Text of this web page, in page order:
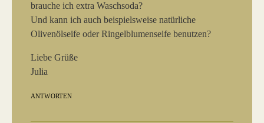
brauche ich extra Waschsoda?
Und kann ich auch beispielsweise natürliche
Olivenölseife oder Ringelblumenseife benutzen?
Liebe Grüße
Julia
ANTWORTEN